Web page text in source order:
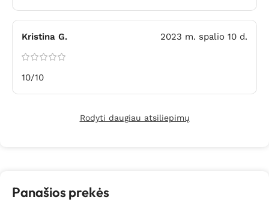
Kristina G. 2023 m. spalio 10 d.
10/10
Rodyti daugiau atsiliepimų
Panašios prekės